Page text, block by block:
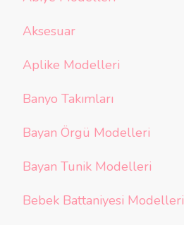
Aksesuar
Aplike Modelleri
Banyo Takımları
Bayan Örgü Modelleri
Bayan Tunik Modelleri
Bebek Battaniyesi Modelleri